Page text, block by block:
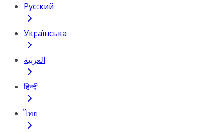
Русский
Українська
العربية
हिन्दी
ไทย